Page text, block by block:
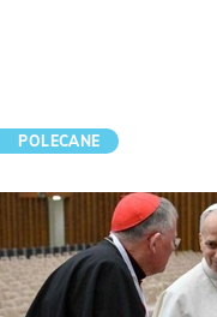
POLECANE